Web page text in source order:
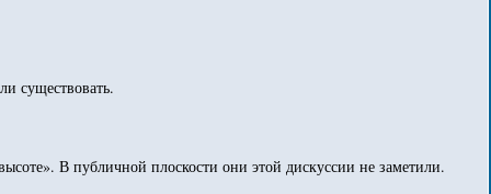
существовать.
В публичной плоскости они этой дискуссии не заметили.